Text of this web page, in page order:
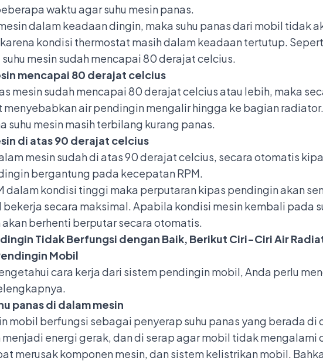
waktu agar suhu mesin panas.
dalam keadaan dingin, maka suhu panas dari mobil tidak
kondisi thermostat masih dalam keadaan tertutup.
mesin sudah mencapai 80 derajat celcius.
mencapai 80 derajat celcius
mesin sudah mencapai 80 derajat celcius atau lebih, maka
menyebabkan air pendingin mengalir hingga ke bagian
suhu mesin masih terbilang kurang panas.
di atas 90 derajat celcius
mesin sudah di atas 90 derajat celcius, secara otomatis
bergantung pada kecepatan RPM.
dalam kondisi tinggi maka perputaran kipas pendingin akan
secara maksimal. Apabila kondisi mesin kembali pada
berhenti berputar secara otomatis.
Tidak Berfungsi dengan Baik, Berikut Ciri-Ciri Air
Mobil
cara kerja dari sistem pendingin mobil, Anda perlu
panas di dalam mesin
mobil berfungsi sebagai penyerap suhu panas yang berada di
energi gerak, dan di serap agar mobil tidak
merusak komponen mesin, dansistem kelistrikan mobil.